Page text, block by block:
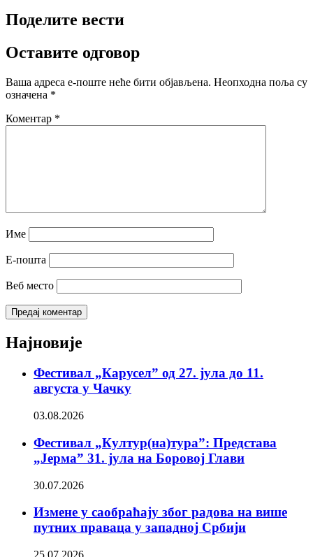
Поделите вести
Оставите одговор
Ваша адреса е-поште неће бити објављена. Неопходна поља су
означена *
Коментар *
Име
Е-пошта
Веб место
Најновије
Фестивал „Карусел” од 27. јула до 11.
августа у Чачку
03.08.2026
Фестивал „Култур(на)тура”: Представа
„Јерма” 31. јула на Боровој Глави
30.07.2026
Измене у саобраћају због радова на више
путних праваца у западној Србији
25.07.2026